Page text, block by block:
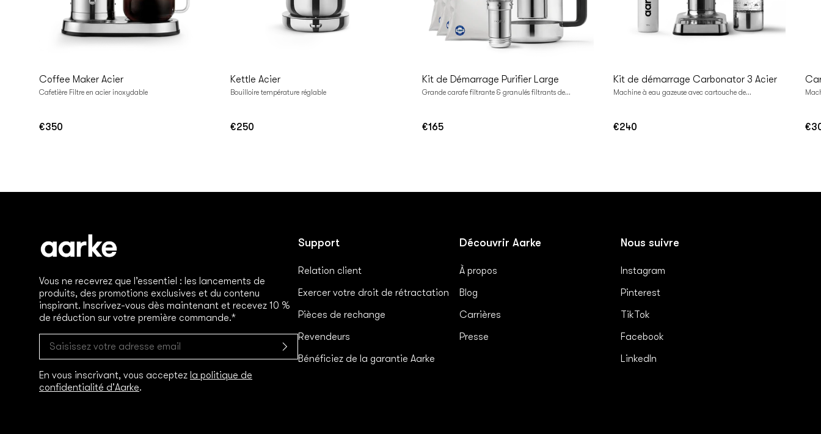
Ajouter au
Coffee Maker Acier
Cafetière Filtre en acier inoxydable
Prix
€350
Kettle Acier
Bouilloire température réglable
Prix
€250
Ajouter au
Kit de Démarrage Purifier Large
Grande carafe filtrante & granulés filtrants de...
Prix
€165
Kit de démarrage Carbonator 3 Acier
Machine à eau gazeuse avec cartouche de...
Prix
€240
Prix
Vous ne recevrez que l’essentiel : les lancements de
produits, des promotions exclusives et du contenu
inspirant. Inscrivez-vous dès maintenant et recevez 10 %
de réduction sur votre première commande.*
En vous inscrivant, vous acceptez la politique de
confidentialité d'Aarke.
Support
Relation client
Exercer votre droit de rétractation
Pièces de rechange
Revendeurs
Bénéficiez de la garantie Aarke
Découvrir Aarke
À propos
Blog
Carrières
Presse
Nous suivre
Instagram
Pinterest
TikTok
Facebook
LinkedIn